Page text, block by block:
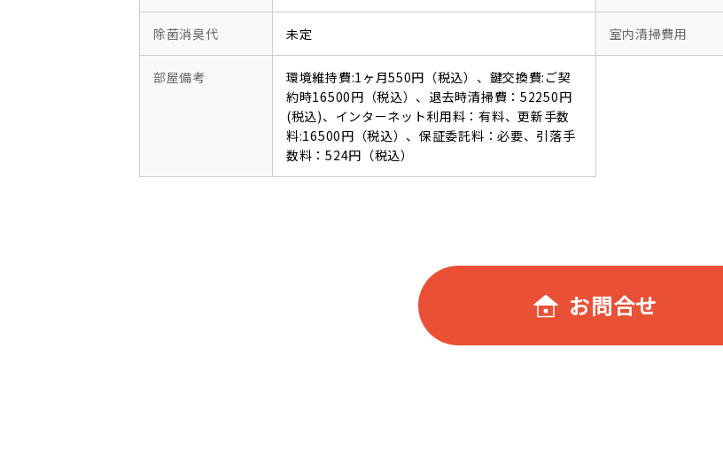
除菌消臭代 未定 室内清掃費用
部屋備考
環境維持費:1ヶ月550円（税込）、鍵交換費:ご契
約時16500円（税込）、退去時清掃費：52250円
(税込)、インターネット利用料：有料、更新手数
料:16500円（税込）、保証委託料：必要、引落手
数料：524円（税込）
お問合せ